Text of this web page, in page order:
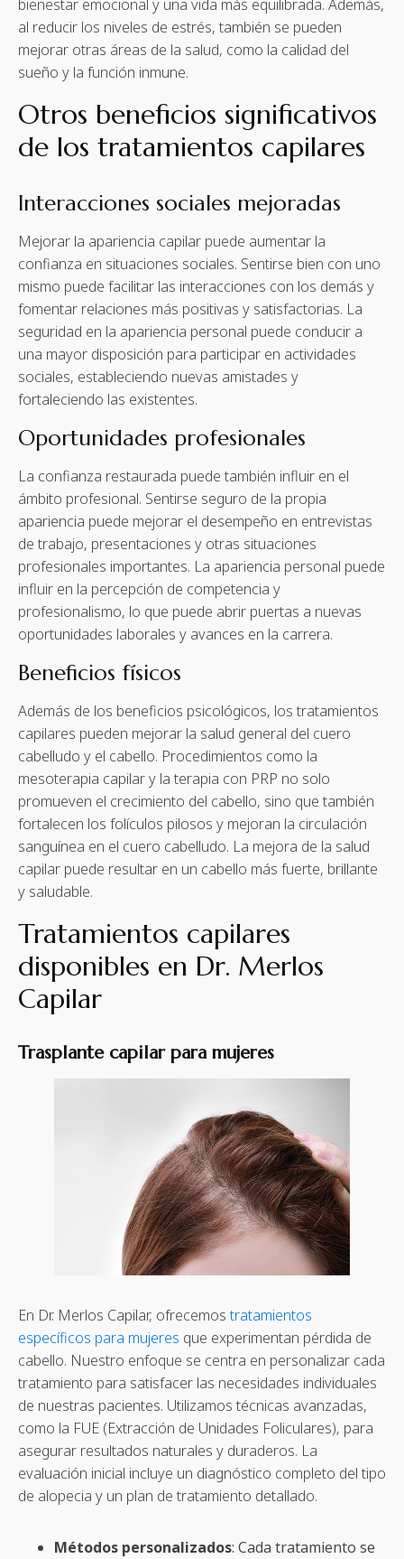
bienestar emocional y una vida más equilibrada. Además,
al reducir los niveles de estrés, también se pueden
mejorar otras áreas de la salud, como la calidad del
sueño y la función inmune.
Otros beneficios significativos
de los tratamientos capilares
Interacciones sociales mejoradas
Mejorar la apariencia capilar puede aumentar la
confianza en situaciones sociales. Sentirse bien con uno
mismo puede facilitar las interacciones con los demás y
fomentar relaciones más positivas y satisfactorias. La
seguridad en la apariencia personal puede conducir a
una mayor disposición para participar en actividades
sociales, estableciendo nuevas amistades y
fortaleciendo las existentes.
Oportunidades profesionales
La confianza restaurada puede también influir en el
ámbito profesional. Sentirse seguro de la propia
apariencia puede mejorar el desempeño en entrevistas
de trabajo, presentaciones y otras situaciones
profesionales importantes. La apariencia personal puede
influir en la percepción de competencia y
profesionalismo, lo que puede abrir puertas a nuevas
oportunidades laborales y avances en la carrera.
Beneficios físicos
Además de los beneficios psicológicos, los tratamientos
capilares pueden mejorar la salud general del cuero
cabelludo y el cabello. Procedimientos como la
mesoterapia capilar y la terapia con PRP no solo
promueven el crecimiento del cabello, sino que también
fortalecen los folículos pilosos y mejoran la circulación
sanguínea en el cuero cabelludo. La mejora de la salud
capilar puede resultar en un cabello más fuerte, brillante
y saludable.
Tratamientos capilares
disponibles en Dr. Merlos
Capilar
Trasplante capilar para mujeres
En Dr. Merlos Capilar, ofrecemostratamientos
específicos para mujeres que experimentan pérdida de
cabello. Nuestro enfoque se centra en personalizar cada
tratamiento para satisfacer las necesidades individuales
de nuestras pacientes. Utilizamos técnicas avanzadas,
como la FUE (Extracción de Unidades Foliculares), para
asegurar resultados naturales y duraderos. La
evaluación inicial incluye un diagnóstico completo del tipo
de alopecia y un plan de tratamiento detallado.
Métodos personalizados: Cada tratamiento se